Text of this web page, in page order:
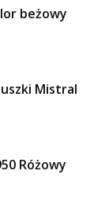
beżowy
Mistral
Różowy